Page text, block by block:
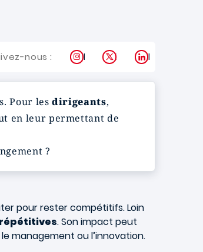
nous : Instagram
X LinkedIn
Pour lesdirigeants,
en leur permettant de
?
pour rester compétitifs. Loin
. Son impact peut
management ou l’innovation.